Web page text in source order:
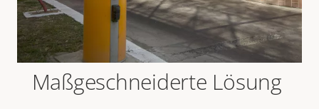
Maßgeschneiderte Lösung